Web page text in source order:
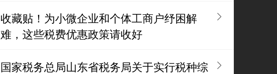
收藏贴！为小微企业和个体工商户纾困解
难，这些税费优惠政策请收好
国家税务总局山东省税务局关于实行税种综